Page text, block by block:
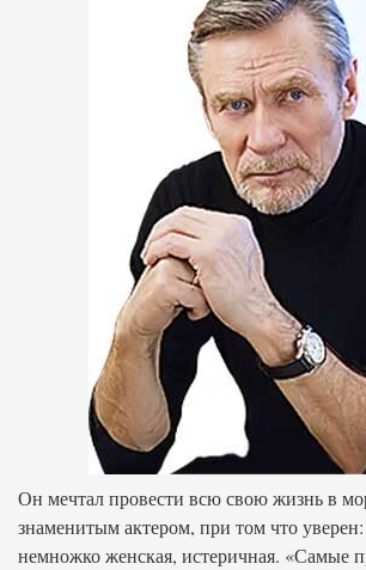
Он мечтал провести всю свою жизнь в
знаменитым актером, при том что уверен:
немножко женская, истеричная. «Самые